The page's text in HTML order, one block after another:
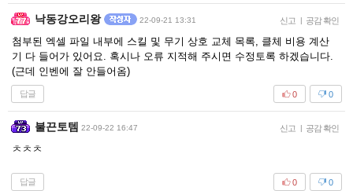
낙동강오리왕 22-09-21 13:31 신고 | 공감 확인
첨부된 엑셀 파일 내부에 스킬 및 무기 상호 교체 목록, 클체 비용 계산
기 다 들어가 있어요. 혹시나 오류 지적해 주시면 수정토록 하겠습니다.
(근데 인벤에 잘 안들어옴)
답글 0
0
불끈토템 22-09-22 16:47 신고 | 공감 확인
ㅊㅊㅊ
답글 0
0